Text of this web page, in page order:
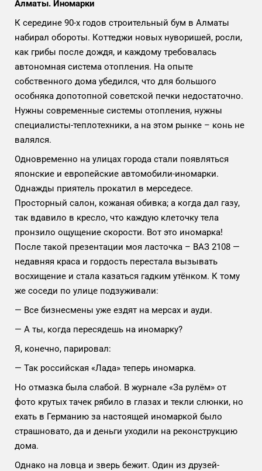
Алматы. Иномарки
К середине 90-х годов строительный бум в Алматы
набирал обороты. Коттеджи новых нуворишей, росли,
как грибы после дождя, и каждому требовалась
автономная система отопления. На опыте
собственного дома убедился, что для большого
особняка допотопной советской печки недостаточно.
Нужны современные системы отопления, нужны
специалисты-теплотехники, а на этом рынке – конь не
валялся.
Одновременно на улицах города стали появляться
японские и европейские автомобили-иномарки.
Однажды приятель прокатил в мерседесе.
Просторный салон, кожаная обивка; а когда дал газу,
так вдавило в кресло, что каждую клеточку тела
пронзило ощущение скорости. Вот это иномарка!
После такой презентации моя ласточка – ВАЗ 2108 —
недавняя краса и гордость перестала вызывать
восхищение и стала казаться гадким утёнком. К тому
же соседи по улице подзуживали:
— Все бизнесмены уже ездят на мерсах и ауди.
— А ты, когда пересядешь на иномарку?
Я, конечно, парировал:
— Так российская «Лада» теперь иномарка.
Но отмазка была слабой. В журнале «За рулём» от
фото крутых тачек рябило в глазах и текли слюнки, но
ехать в Германию за настоящей иномаркой было
страшновато, да и деньги уходили на реконструкцию
дома.
Однако на ловца и зверь бежит. Один из друзей-